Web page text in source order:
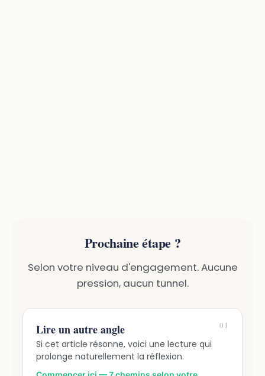
Prochaine étape ?
Selon votre niveau d'engagement. Aucune
pression, aucun tunnel.
01
Lire un autre angle
Si cet article résonne, voici une lecture qui
prolonge naturellement la réflexion.